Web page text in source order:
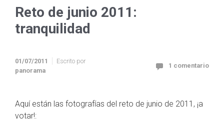
Reto de junio 2011:
tranquilidad
01/07/2011
Escrito por
panorama
1 comentario
Aquí están las fotografías del reto de junio de 2011, ¡a
votar!: